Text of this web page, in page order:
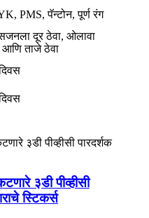
PMS, पॅन्टोन, पूर्ण रंग
दूर ठेवा, ओलावा
आणि ताजे ठेवा
३डी पीव्हीसी
स्टिकर्स